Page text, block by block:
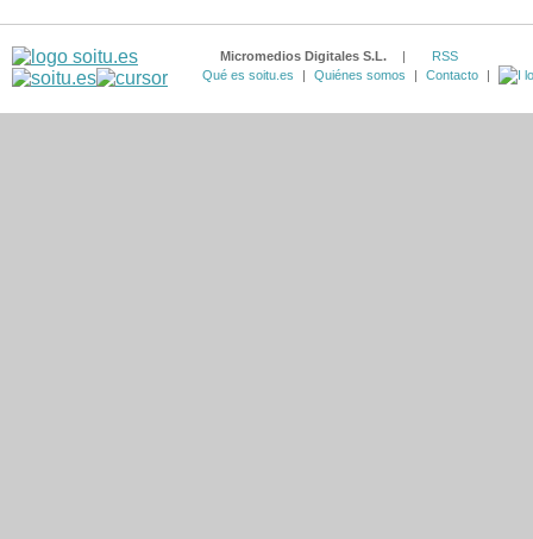
Micromedios Digitales S.L. |
RSS
Qué es soitu.es
| Quiénes somos | Contacto |